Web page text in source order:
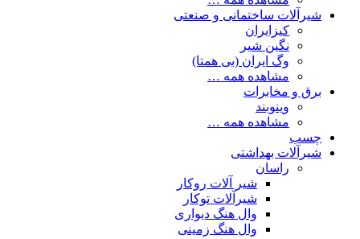
شیرآلات ساختمانی و صنعتی
کیزایران
نگین شیر
وگ ایران (بی همتا)
مشاهده همه …
برق و مخابرات
وینوبند
مشاهده همه …
چسب
شیرآلات بهداشتی
راسان
شیر آلات روکار
شیرآلات توکار
وال هنگ دیواری
وال هنگ زمینی